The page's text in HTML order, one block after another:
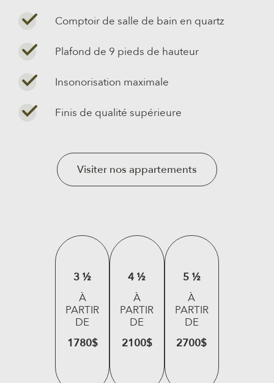
Comptoir de salle de bain en quartz
Plafond de 9 pieds de hauteur
Insonorisation maximale
Finis de qualité supérieure
Visiter nos appartements
3 ½
À
PARTIR
DE
1780$
4 ½
À
PARTIR
DE
2100$
5 ½
À
PARTIR
DE
2700$